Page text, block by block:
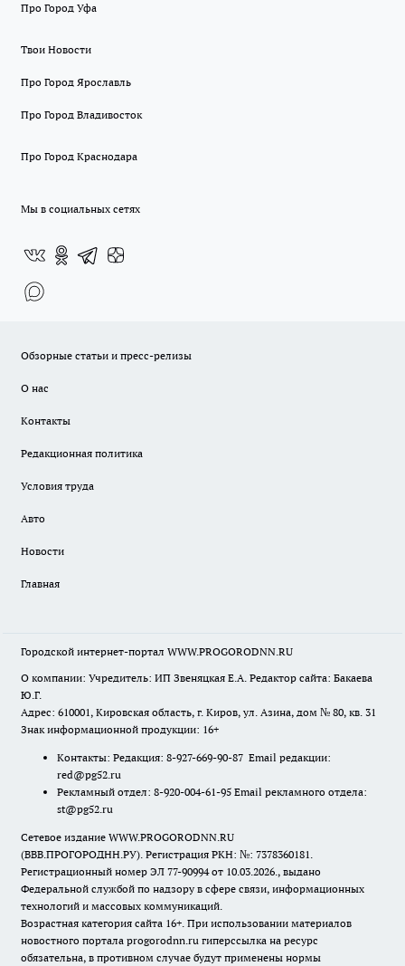
Про Город Уфа
Твои Новости
Про Город Ярославль
Про Город Владивосток
Про Город Краснодара
Мы в социальных сетях
Обзорные статьи и пресс-релизы
О нас
Контакты
Редакционная политика
Условия труда
Авто
Новости
Главная
Городской интернет-портал WWW.PROGORODNN.RU
О компании: Учредитель: ИП Звеняцкая Е.А. Редактор сайта: Бакаева
Ю.Г.
Адрес: 610001, Кировская область, г. Киров, ул. Азина, дом № 80, кв. 31
Знак информационной продукции: 16+
Контакты: Редакция: 8-927-669-90-87 Email редакции:
red@pg52.ru
Рекламный отдел: 8-920-004-61-95 Email рекламного отдела:
st@pg52.ru
Сетевое издание WWW.PROGORODNN.RU
(ВВВ.ПРОГОРОДНН.РУ). Регистрация РКН: №: 7378360181.
Регистрационный номер ЭЛ 77-90994 от 10.03.2026., выдано
Федеральной службой по надзору в сфере связи, информационных
технологий и массовых коммуникаций.
Возрастная категория сайта 16+. При использовании материалов
новостного портала progorodnn.ru гиперссылка на ресурс
обязательна, в противном случае будут применены нормы